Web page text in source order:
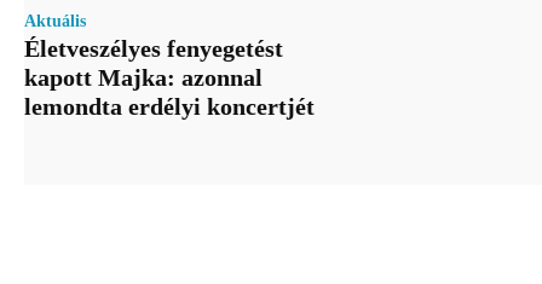
Aktuális
Életveszélyes fenyegetést
kapott Majka: azonnal
lemondta erdélyi koncertjét